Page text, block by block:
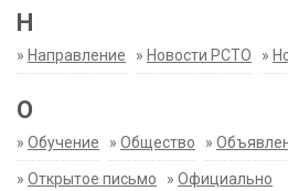
Н
» Направление » Новости РСТО »
О
» Обучение » Общество »
» Открытое письмо » Официально